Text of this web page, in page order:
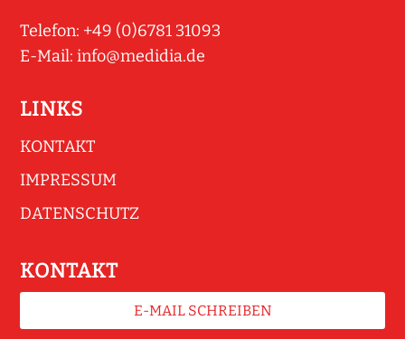
Telefon: +49 (0)6781 31093
E-Mail:info@medidia.de
LINKS
KONTAKT
IMPRESSUM
DATENSCHUTZ
KONTAKT
E-MAIL SCHREIBEN